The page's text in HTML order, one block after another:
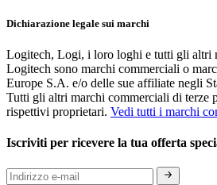
Dichiarazione legale sui marchi
Logitech, Logi, i loro loghi e tutti gli altri
Logitech sono marchi commerciali o
Europe S.A. e/o delle sue affiliate negli
Tutti gli altri marchi commerciali di terze
rispettivi proprietari. Vedi tutti i marchi
Iscriviti per ricevere la tua offerta